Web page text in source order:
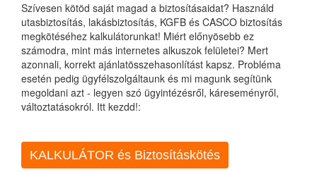
Szívesen kötöd saját magad a biztosításaidat? Használd
utasbiztosítás, lakásbiztosítás, KGFB és CASCO biztosítás
megkötéséhez kalkulátorunkat! Miért előnyösebb ez
számodra, mint más internetes alkuszok felületei? Mert
azonnali, korrekt ajánlatösszehasonlítást kapsz. Probléma
esetén pedig ügyfélszolgáltaunk és mi magunk segítünk
megoldani azt - legyen szó ügyintézésről, káreseményről,
változtatásokról. Itt kezdd!:
KALKULÁTOR és Biztosításkötés